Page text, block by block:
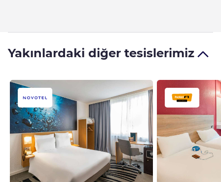
Yakınlardaki diğer tesislerimiz